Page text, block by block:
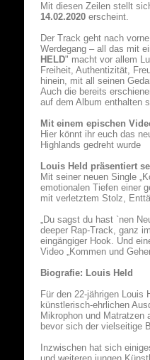
Mit diesen Zeilen stellt
14.02.2020 erscheint.
Der Track geht nach
Werdegang – all das mit
HELD" macht vor allem
Freiheit, Authentizität,
hinein, mit all seinen
Auch die bereits
auf dem Album enthalten
Mit einem epischen
Hier könnt ihr euch das
Highlands gedreht wurde
Louis Held präsentiert
Mit seiner neuen Single
emotionalen Tiefen einer
mit verletztem Stolz,
„Du sagst du hast `nen
deeper Rap-Track, ganz
eingängiger Hook. Und
Video „Kommen und
Biografie: Louis Held
Für den 22-jährigen
künstlerisch-ehrlichen
Mikrophon und Matratzen
bevor sich der vielseitige
Inzwischen hat sich